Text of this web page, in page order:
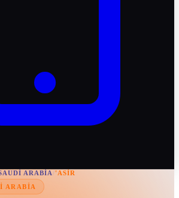
ARABIA/'ASIR
ARABIA